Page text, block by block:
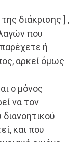
διάκρισης ] ,
που
ή
αρκεί όμως
ο μόνος
να τον
και που